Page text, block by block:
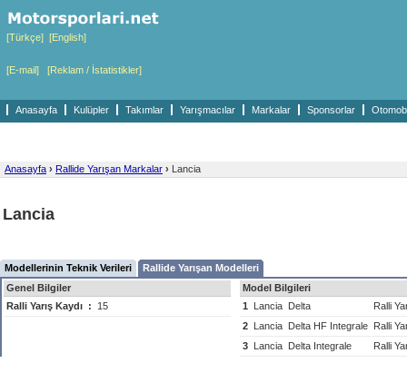
[Türkçe] [English]
[E-mail] [Reklam / İstatistikler]
Anasayfa Kulüpler Takımlar Yarışmacılar Markalar Sponsorlar
Anasayfa › Rallide Yarışan Markalar › Lancia
Lancia
Modellerinin Teknik Verileri
Rallide Yarışan Modelleri
Genel Bilgiler
Ralli Yarış Kaydı : 15
Model Bilgileri
1
Lancia Delta
Ralli
2 Lancia Delta HF Integrale Ralli
3 Lancia Delta Integrale Ralli